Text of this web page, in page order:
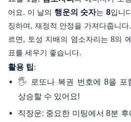
어요. 이 날의 행운의 숫자는 8입니
징하며, 재정적 안정을 가져다줍니
르면, 토성 지배의 염소자리는 8의
표를 세우기 좋습니다.
활용 팁:
🖐️ 로또나 복권 번호에 8을 포
상승할 수 있어요!
직장운: 중요한 미팅에서 8분